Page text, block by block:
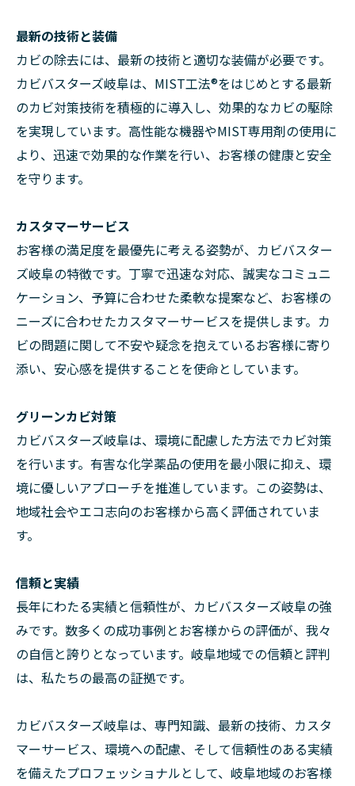
最新の技術と装備
カビの除去には、最新の技術と適切な装備が必要です。
カビバスターズ岐阜は、MIST工法®をはじめとする最新
のカビ対策技術を積極的に導入し、効果的なカビの駆除
を実現しています。高性能な機器やMIST専用剤の使用に
より、迅速で効果的な作業を行い、お客様の健康と安全
を守ります。
カスタマーサービス
お客様の満足度を最優先に考える姿勢が、カビバスター
ズ岐阜の特徴です。丁寧で迅速な対応、誠実なコミュニ
ケーション、予算に合わせた柔軟な提案など、お客様の
ニーズに合わせたカスタマーサービスを提供します。カ
ビの問題に関して不安や疑念を抱えているお客様に寄り
添い、安心感を提供することを使命としています。
グリーンカビ対策
カビバスターズ岐阜は、環境に配慮した方法でカビ対策
を行います。有害な化学薬品の使用を最小限に抑え、環
境に優しいアプローチを推進しています。この姿勢は、
地域社会やエコ志向のお客様から高く評価されていま
す。
信頼と実績
長年にわたる実績と信頼性が、カビバスターズ岐阜の強
みです。数多くの成功事例とお客様からの評価が、我々
の自信と誇りとなっています。岐阜地域での信頼と評判
は、私たちの最高の証拠です。
カビバスターズ岐阜は、専門知識、最新の技術、カスタ
マーサービス、環境への配慮、そして信頼性のある実績
を備えたプロフェッショナルとして、岐阜地域のお客様